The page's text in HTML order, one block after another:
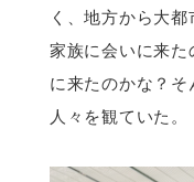
く、地方から大
家族に会いに来
に来たのかな？そ
人々を観ていた。